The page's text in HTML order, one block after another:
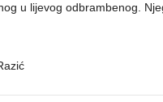
u lijevog odbrambenog.